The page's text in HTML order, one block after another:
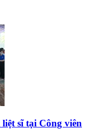
sĩ tại Công viên